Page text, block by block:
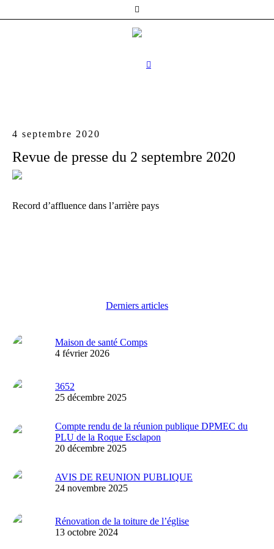
4 septembre 2020
Revue de presse du 2 septembre 2020
Record d’affluence dans l’arrière pays
Derniers articles
Maison de santé Comps
4 février 2026
3652
25 décembre 2025
Compte rendu de la réunion publique DPMEC du
PLU de la Roque Esclapon
20 décembre 2025
AVIS DE REUNION PUBLIQUE
24 novembre 2025
Rénovation de la toiture de l’église
13 octobre 2024